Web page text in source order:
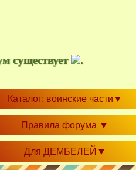
существует .
Каталог: воинские части ▼
Правила форума ▼
Для ДЕМБЕЛЕЙ ▼